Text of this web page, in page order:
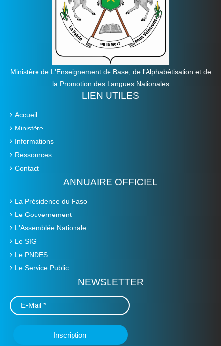
Ministère de L'Enseignement de Base, de l'Alphabétisation et de
la Promotion des Langues Nationales
LIEN UTILES
Accueil
Ministère
Informations
Ressources
Contact
ANNUAIRE OFFICIEL
La Présidence du Faso
Le Gouvernement
L'Assemblée Nationale
Le SIG
Le PNDES
Le Service Public
NEWSLETTER